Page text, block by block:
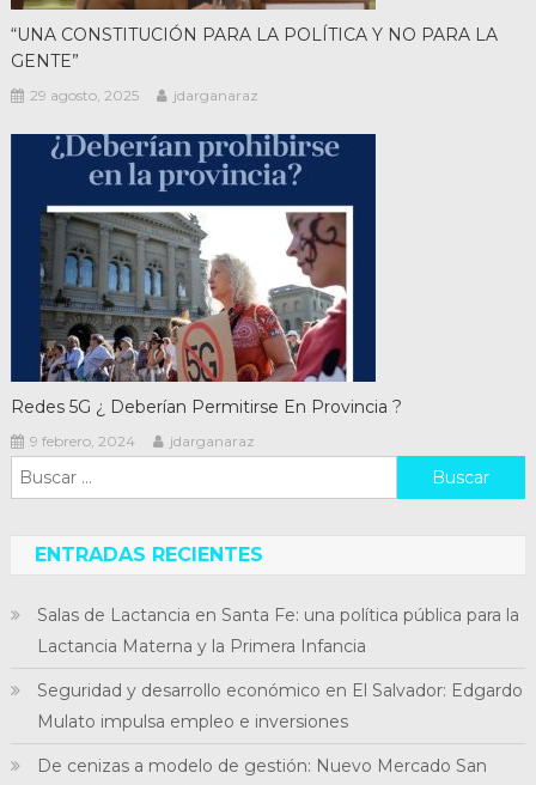
“UNA CONSTITUCIÓN PARA LA POLÍTICA Y NO PARA LA
GENTE”
29 agosto, 2025 jdarganaraz
Redes 5G ¿ Deberían Permitirse En Provincia ?
9 febrero, 2024 jdarganaraz
Buscar:
ENTRADAS RECIENTES
Salas de Lactancia en Santa Fe: una política pública para la
Lactancia Materna y la Primera Infancia
Seguridad y desarrollo económico en El Salvador: Edgardo
Mulato impulsa empleo e inversiones
De cenizas a modelo de gestión: Nuevo Mercado San